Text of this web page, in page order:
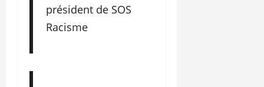
président de SOS
Racisme